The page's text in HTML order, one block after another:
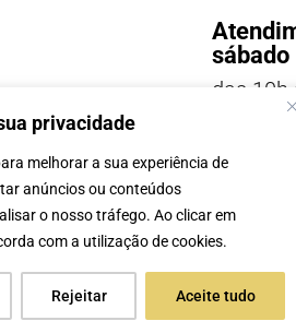
privacidade
melhorar a sua experiência de
anúncios ou conteúdos
o nosso tráfego. Ao clicar em
com a utilização de cookies.
Rejeitar Aceite tudo
sábado
das 10h
INSCREVE-TE Á
e